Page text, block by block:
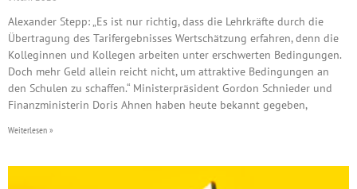
Alexander Stepp: „Es ist nur richtig, dass die Lehrkräfte durch die
Übertragung des Tarifergebnisses Wertschätzung erfahren, denn die
Kolleginnen und Kollegen arbeiten unter erschwerten Bedingungen.
Doch mehr Geld allein reicht nicht, um attraktive Bedingungen an
den Schulen zu schaffen.“ Ministerpräsident Gordon Schnieder und
Finanzministerin Doris Ahnen haben heute bekannt gegeben,
Weiterlesen »